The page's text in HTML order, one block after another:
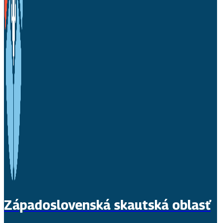
Západoslovenská skautská oblasť